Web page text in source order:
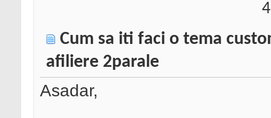
Cum sa iti faci o tema
afiliere 2parale
Asadar,